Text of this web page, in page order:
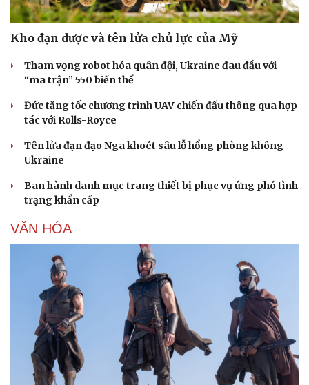
Doanh nghiệp
Thông tin doanh nghiệp
Doanh nghiệp 24h
Doanh nhân
Vì cộng đồng
Công nghệ
Sành điệu
Tin Công nghệ
Trải nghiệm
Chuyển đổi số
Kho đạn dược và tên lửa chủ lực của Mỹ
Tham vọng robot hóa quân đội, Ukraine đau đầu với
“ma trận” 550 biến thể
Đức tăng tốc chương trình UAV chiến đấu thông qua hợp
tác với Rolls-Royce
Tên lửa đạn đạo Nga khoét sâu lỗ hổng phòng không
Ukraine
Ban hành danh mục trang thiết bị phục vụ ứng phó tình
trạng khẩn cấp
VĂN HÓA